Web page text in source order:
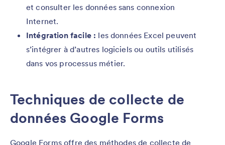
et consulter les données sans connexion
Internet.
Intégration facile : les données Excel peuvent
s’intégrer à d’autres logiciels ou outils utilisés
dans vos processus métier.
Techniques de collecte de
données Google Forms
Google Forms offre des méthodes de collecte de